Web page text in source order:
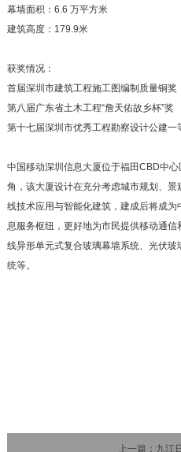
幕墙面积：6.6 万平方米
建筑高度：179.9米
获奖情况：
首届深圳市建筑工程施工图编制质量铜奖
第八届广东省土木工程“詹天佑故乡杯”奖
第十七届深圳市优秀工程勘察设计公建一
中国移动深圳信息大厦位于福田CBD中
角，该大厦设计在充分考虑城市规划、
线技术应用与智能化建筑，建成后将成
息服务枢纽，更好地为市民提供移动通
线异形单元式复合玻璃幕墙系统、光伏
统等。
上一篇： 九江